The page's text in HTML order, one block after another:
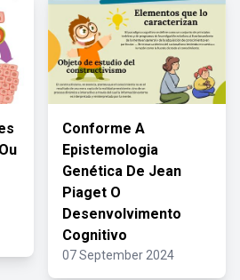
Conforme A
Epistemologia
Genética De Jean
Piaget O
Desenvolvimento
Cognitivo
07 September 2024